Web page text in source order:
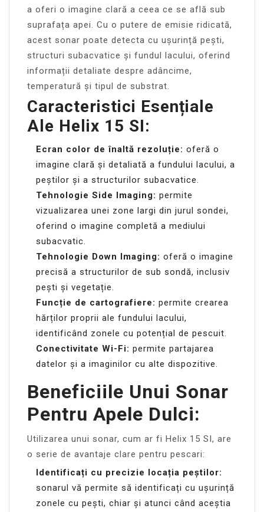
a oferi o imagine clară a ceea ce se află sub
suprafața apei. Cu o putere de emisie ridicată,
acest sonar poate detecta cu ușurință pești,
structuri subacvatice și fundul lacului, oferind
informații detaliate despre adâncime,
temperatură și tipul de substrat.
Caracteristici Esențiale
Ale Helix 15 SI:
Ecran color de înaltă rezoluție: oferă o
imagine clară și detaliată a fundului lacului, a
peștilor și a structurilor subacvatice.
Tehnologie Side Imaging: permite
vizualizarea unei zone largi din jurul sondei,
oferind o imagine completă a mediului
subacvatic.
Tehnologie Down Imaging: oferă o imagine
precisă a structurilor de sub sondă, inclusiv
pești și vegetație.
Funcție de cartografiere: permite crearea
hărților proprii ale fundului lacului,
identificând zonele cu potențial de pescuit.
Conectivitate Wi-Fi: permite partajarea
datelor și a imaginilor cu alte dispozitive.
Beneficiile Unui Sonar
Pentru Apele Dulci:
Utilizarea unui sonar, cum ar fi Helix 15 SI, are
o serie de avantaje clare pentru pescari:
Identificați cu precizie locația peștilor:
sonarul vă permite să identificați cu ușurință
zonele cu pești, chiar și atunci când aceștia